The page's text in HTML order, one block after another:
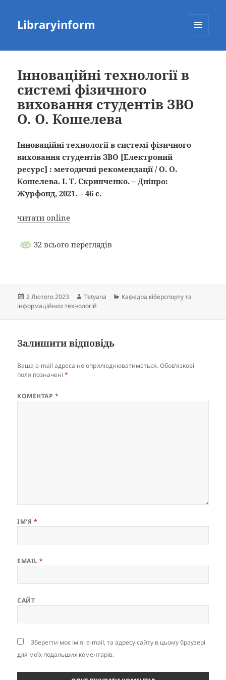
Libraryinform
Інноваційні технології в
системі фізичного
виховання студентів ЗВО
О. О. Кошелева
Інноваційні технології в системі фізичного
виховання студентів ЗВО [Електроний
ресурс] : методичні рекомендації / О. О.
Кошелева. І. Т. Скрипченко. – Дніпро:
Журфонд, 2021. – 46 с.
читати online
32 всього переглядів
Опубліковано
2 Лютого 2023 Автор
Tetyana Категорії
Кафедра кіберспорту та
інформаційних технологій
Залишити відповідь
Ваша e-mail адреса не оприлюднюватиметься. Обов’язкові
поля позначені*
КОМЕНТАР *
ІМ'Я *
EMAIL*
САЙТ
Зберегти моє ім'я, e-mail, та адресу сайту в цьому браузері
для моїх подальших коментарів.